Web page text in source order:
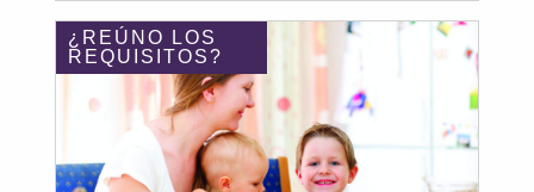
¿REÚNO LOS
REQUISITOS?